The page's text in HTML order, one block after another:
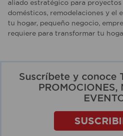
aliado estratégico para proyectos
domésticos, remodelaciones y el
tu hogar, pequeño negocio,
requiere para transformar tu
Suscríbete y conoce
PROMOCIONES,